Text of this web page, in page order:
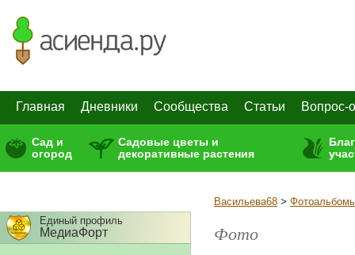
Главная Дневники Сообщества Статьи Вопрос-
Сад и
огород
Садовые цветы и
декоративные растения
Васильева68 >
Фото
Единый профиль
МедиаФорт